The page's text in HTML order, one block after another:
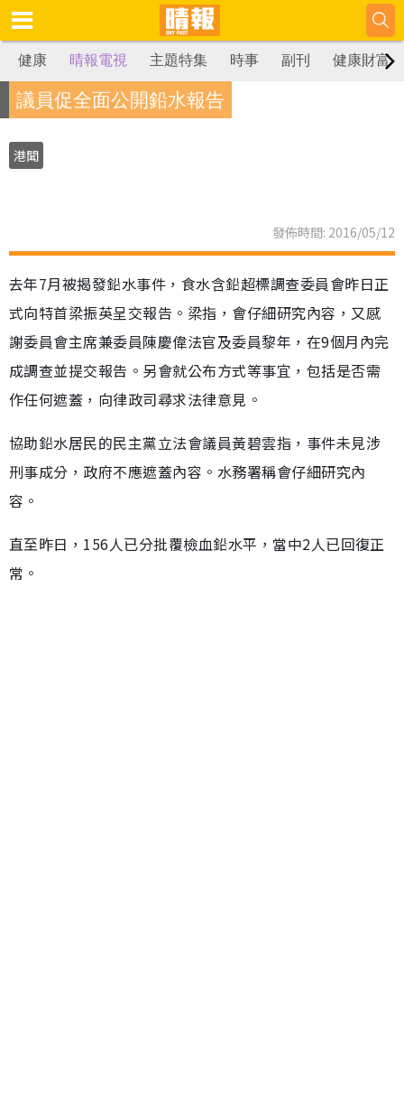
健康 晴報電視 主題特集 時事 副刊 健康財富
議員促全面公開鉛水報告
港聞
發佈時間: 2016/05/12
去年7月被揭發鉛水事件，食水含鉛超標調查委員會昨日正
式向特首梁振英呈交報告。梁指，會仔細研究內容，又感
謝委員會主席兼委員陳慶偉法官及委員黎年，在9個月內完
成調查並提交報告。另會就公布方式等事宜，包括是否需
作任何遮蓋，向律政司尋求法律意見。
協助鉛水居民的民主黨立法會議員黃碧雲指，事件未見涉
刑事成分，政府不應遮蓋內容。水務署稱會仔細研究內
容。
直至昨日，156人已分批覆檢血鉛水平，當中2人已回復正
常。